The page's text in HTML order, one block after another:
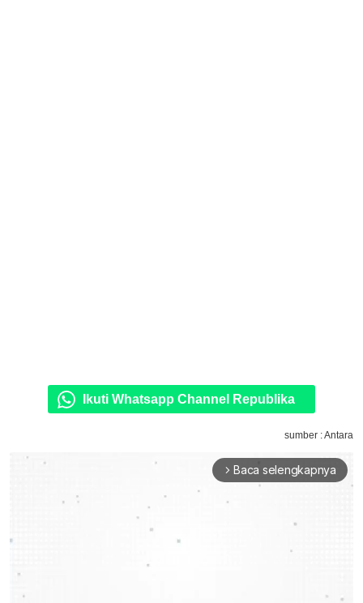
Ikuti Whatsapp Channel Republika
sumber : Antara
arrow_forward_ios Baca selengkapnya